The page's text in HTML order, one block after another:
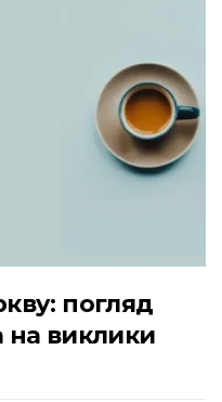
погляд
на виклики